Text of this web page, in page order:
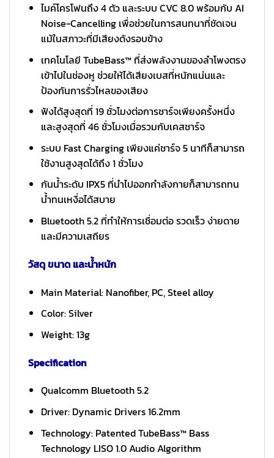
ไมค์โครโฟนถึง 4 ตัว และระบบ CVC 8.0 พร้อมกับ AI
Noise-Cancelling เพื่อช่วยในการสนทนาที่ชัดเจน
แม้ในสภาวะที่มีเสียงดังรอบข้าง
เทคโนโลยี TubeBass™ ที่ส่งพลังงานของลำโพงตรง
เข้าไปในช่องหู ช่วยให้ได้เสียงเบสที่หนักแน่นและ
ป้องกันการรั่วไหลของเสียง
ฟังได้สูงสุดที่ 19 ชั่วโมงต่อการชาร์จเพียงครั้งหนึ่ง
และสูงสุดที่ 46 ชั่วโมงเมื่อรวมกับเคสชาร์จ
ระบบ Fast Charging เพียงแค่ชาร์จ 5 นาทีก็สามารถ
ใช้งานสูงสุดได้ถึง 1 ชั่วโมง
กันน้ำระดับ IPX5 ที่นำไปออกกำลังกายก็สามารถทน
น้ำทนเหงื่อได้สบาย
Bluetooth 5.2 ที่ทำให้การเชื่อมต่อ รวดเร็ว ง่ายดาย
และมีความเสถียร
วัสดุ ขนาด และน้ำหนัก
Main Material: Nanofiber, PC, Steel alloy
Color: Silver
Weight: 13g
Specification
Qualcomm Bluetooth 5.2
Driver: Dynamic Drivers 16.2mm
Technology: Patented TubeBass™ Bass
Technology LISO 1.0 Audio Algorithm